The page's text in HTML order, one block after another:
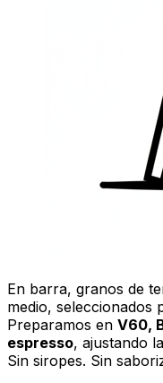
En barra, granos de
medio, seleccionados
Preparamos en V60,
espresso, ajustando
Sin siropes. Sin